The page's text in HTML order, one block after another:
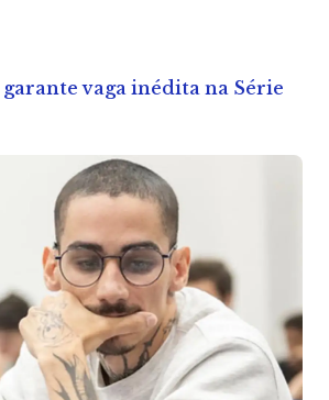
vaga inédita na Série